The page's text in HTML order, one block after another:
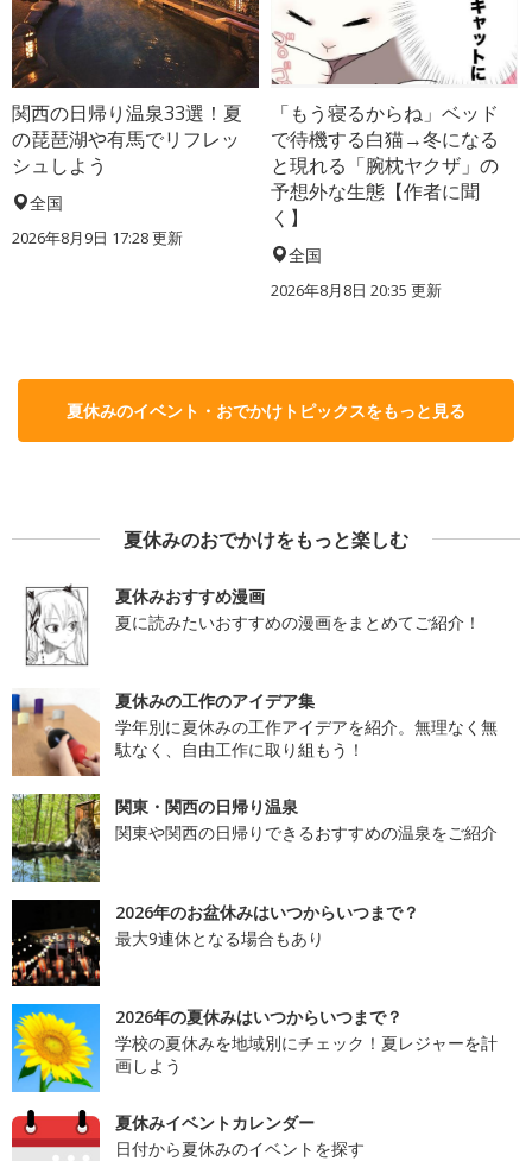
関西の日帰り温泉33選！夏
の琵琶湖や有馬でリフレッ
シュしよう
全国
2026年8月9日 17:28更新
「もう寝るからね」ベッド
で待機する白猫→冬になる
と現れる「腕枕ヤクザ」の
予想外な生態【作者に聞
く】
全国
2026年8月8日 20:35 更新
夏休みのイベント・おでかけトピックスをもっと見る
夏休みのおでかけをもっと楽しむ
夏休みおすすめ漫画
夏に読みたいおすすめの漫画をまとめてご紹介！
夏休みの工作のアイデア集
学年別に夏休みの工作アイデアを紹介。無理なく無
駄なく、自由工作に取り組もう！
関東・関西の日帰り温泉
関東や関西の日帰りできるおすすめの温泉をご紹介
2026年のお盆休みはいつからいつまで？
最大9連休となる場合もあり
2026年の夏休みはいつからいつまで？
学校の夏休みを地域別にチェック！夏レジャーを計
画しよう
夏休みイベントカレンダー
日付から夏休みのイベントを探す